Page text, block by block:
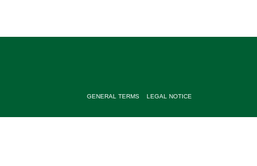
GENERAL TERMS LEGAL NOTICE